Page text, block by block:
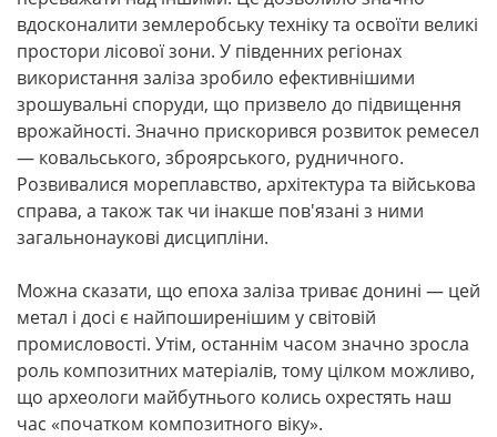
вдосконалити землеробську техніку та освоїти великі
простори лісової зони. У південних регіонах
використання заліза зробило ефективнішими
зрошувальні споруди, що призвело до підвищення
врожайності. Значно прискорився розвиток ремесел
— ковальського, зброярського, рудничного.
Розвивалися мореплавство, архітектура та військова
справа, а також так чи інакше пов'язані з ними
загальнонаукові дисципліни.
Можна сказати, що епоха заліза триває донині — цей
метал і досі є найпоширенішим у світовій
промисловості. Утім, останнім часом значно зросла
роль композитних матеріалів, тому цілком можливо,
що археологи майбутнього колись охрестять наш
час «початком композитного віку».